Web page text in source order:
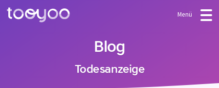
Menü
Blog
Todesanzeige